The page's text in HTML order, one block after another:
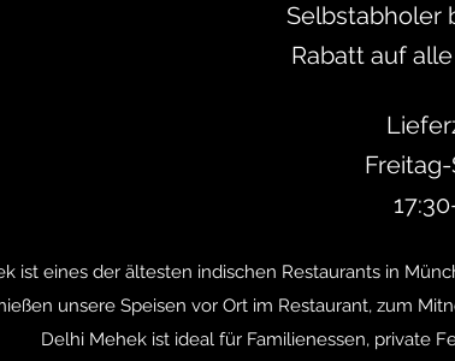
Selbstabholer
Rabatt auf
ist eines der ältesten indischen Restaurants in
unsere Speisen vor Ort im Restaurant, zum
Delhi Mehek ist ideal für Familienessen, private